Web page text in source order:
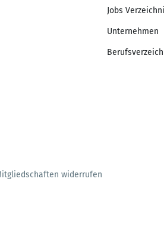
Jobs
Unternehmen
widerrufen